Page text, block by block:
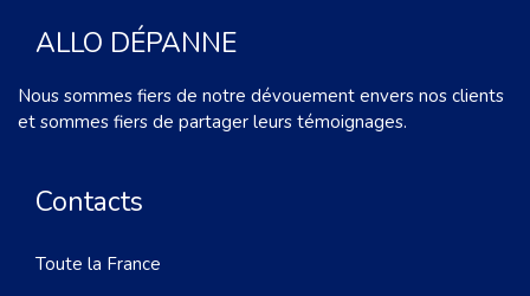
ALLO DÉPANNE
Nous sommes fiers de notre dévouement envers nos clients
et sommes fiers de partager leurs témoignages.
Contacts
Toute la France